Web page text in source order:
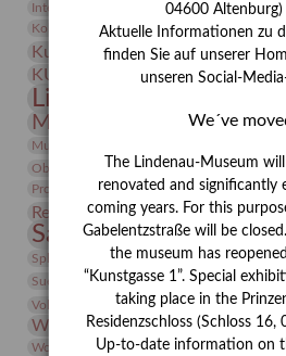
Integriertes Schädlingsmanagement
Italien
Kolosseum
Kooperationsausstellung
Kunstmuseum
KUNSTWAND Kurs Künstler
Lindenau-Museum
Museumsgeschichte
Museumspädagogik
Objekt im Fokus
Paul Klee Peter Schnürpel
Provenienz
Restaurierung Restitution Rudi Lesser
Sammlung Samstagszeichner
Sphinx
studio Studio Bildende
Suermondt-Ludwig-Museum
Volontariat
Walter Rheiner Weihnachten
Werkbetrachtung Winter
Wolf und Hund
Zirkuswoche
04600
Aktuelle Informationen zu
finden Sie auf unserer
unseren Social-
We´ve
The Lindenau-Museum
renovated and significantly
coming years. For this
Gabelentzstraße will be
the museum has
“Kunstgasse 1”. Special
taking place in the
Residenzschloss (Schloss
Up-to-date information on